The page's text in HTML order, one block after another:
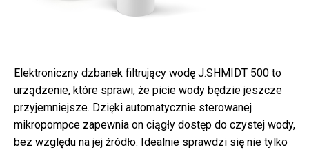
Elektroniczny dzbanek filtrujący wodę J.SHMIDT 500 to
urządzenie, które sprawi, że picie wody będzie jeszcze
przyjemniejsze. Dzięki automatycznie sterowanej
mikropompce zapewnia on ciągły dostęp do czystej wody,
bez względu na jej źródło. Idealnie sprawdzi się nie tylko